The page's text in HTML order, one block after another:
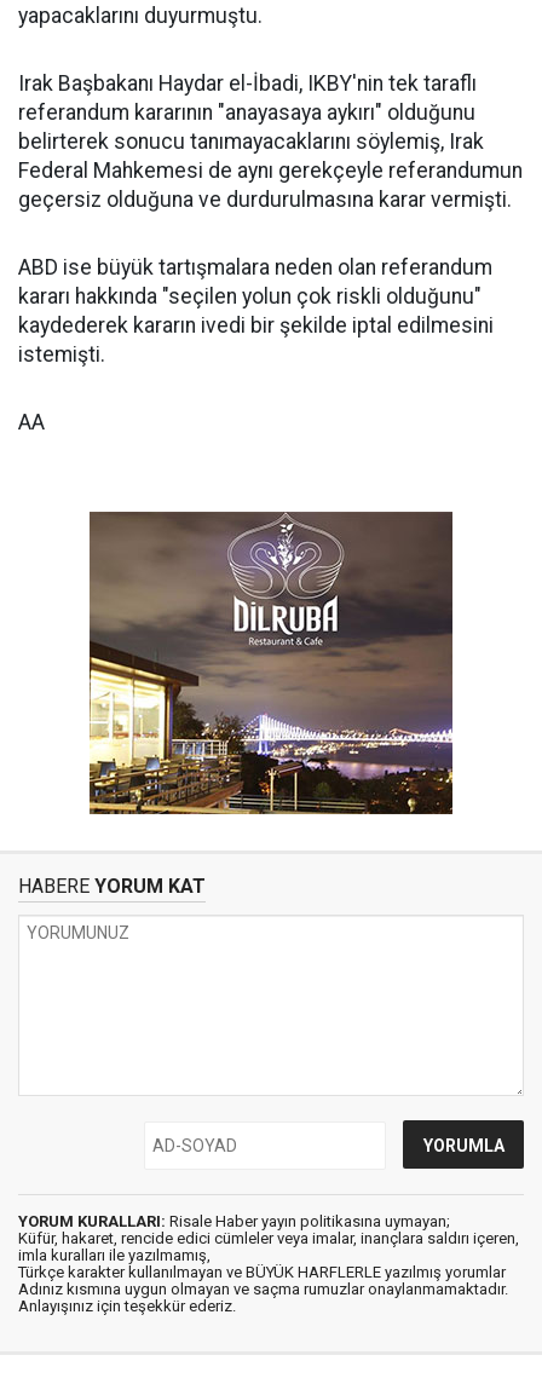
yapacaklarını duyurmuştu.
Irak Başbakanı Haydar el-İbadi, IKBY'nin tek taraflı
referandum kararının "anayasaya aykırı" olduğunu
belirterek sonucu tanımayacaklarını söylemiş, Irak
Federal Mahkemesi de aynı gerekçeyle referandumun
geçersiz olduğuna ve durdurulmasına karar vermişti.
ABD ise büyük tartışmalara neden olan referandum
kararı hakkında "seçilen yolun çok riskli olduğunu"
kaydederek kararın ivedi bir şekilde iptal edilmesini
istemişti.
AA
HABERE YORUM KAT
YORUM KURALLARI: Risale Haber yayın politikasına uymayan;
Küfür, hakaret, rencide edici cümleler veya imalar, inançlara saldırı içeren,
imla kuralları ile yazılmamış,
Türkçe karakter kullanılmayan ve BÜYÜK HARFLERLE yazılmış yorumlar
Adınız kısmına uygun olmayan ve saçma rumuzlar onaylanmamaktadır.
Anlayışınız için teşekkür ederiz.